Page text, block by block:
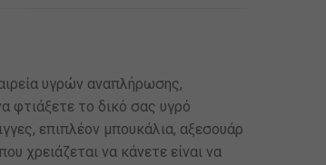
υγρών αναπλήρωσης,
φτιάξετε το δικό σας υγρό
επιπλέον μπουκάλια, αξεσουάρ
χρειάζεται να κάνετε είναι να